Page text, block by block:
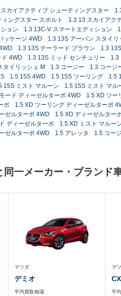
カイアクティブ シューティングスター
ングスター スポルト
1.3 13 スカイアク
ョン 1.3 13C-V スマートエディション
ッケージ 4WD 1.3 13S アーバン スタイリ
1.3 13S テーラード ブラウン 1.3
4WD
1.3 13S ミッド センチュリー 1.3
タイリッシュ M 1.3 コージー 1.3 コージ
1.5 15S 4WD 1.5 15S ツーリング 1.5
15S ミスト マルーン 1.5 15S ミスト マル
ード ディーゼルターボ 4WD
1.5 XD ツー
ボ
1.5 XD ツーリング ディーゼルターボ
ゼルターボ 4WD
1.5 XD ディーゼルター
ディーゼルターボ
1.5 XD ミスト マルー
ゼルターボ 4WD
1.5 アレッタ 1.5 コー
同一メーカー・ブランド
マツダ
デミオ
平均買取相場
マ
平